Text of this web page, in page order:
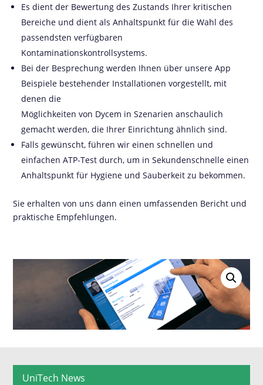
Es dient der Bewertung des Zustands Ihrer kritischen
Bereiche und dient als Anhaltspunkt für die Wahl des
passendsten verfügbaren
Kontaminationskontrollsystems.
Bei der Besprechung werden Ihnen über unsere App
Beispiele bestehender Installationen vorgestellt, mit
denen die
Möglichkeiten von Dycem in Szenarien anschaulich
gemacht werden, die Ihrer Einrichtung ähnlich sind.
Falls gewünscht, führen wir einen schnellen und
einfachen ATP-Test durch, um in Sekundenschnelle einen
Anhaltspunkt für Hygiene und Sauberkeit zu bekommen.
Sie erhalten von uns dann einen umfassenden Bericht und
praktische Empfehlungen.
UniTech News